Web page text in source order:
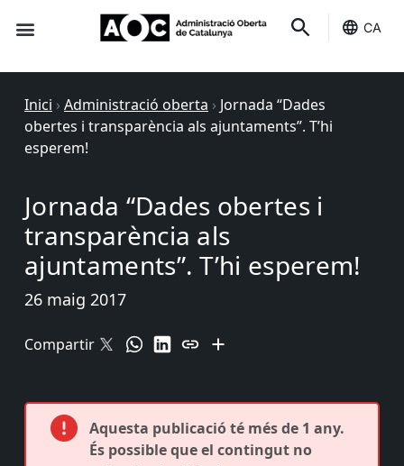
CA
Inici › Administració oberta › Jornada “Dades
obertes i transparència als ajuntaments”. T’hi
esperem!
Jornada “Dades obertes i
transparència als
ajuntaments”. T’hi esperem!
26 maig 2017
Compartir
Aquesta publicació té més de 1 any.
És possible que el contingut no